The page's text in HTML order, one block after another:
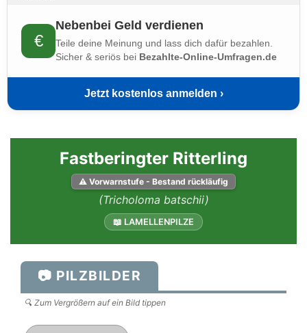
€
Nebenbei Geld verdienen
Teile deine Meinung und lass dich dafür bezahlen.
Sicher & seriös bei Bezahlte-Online-Umfragen.de
Jetzt kostenlos anmelden ›
Fastberingter Ritterling
⚠ Vorwarnstufe - Bestand rückläufig
(Tricholoma batschii)
📖 LAMELLENPILZE
📷 PILZBILDER
🔍 Zum Vergrößern auf ein Bild tippen